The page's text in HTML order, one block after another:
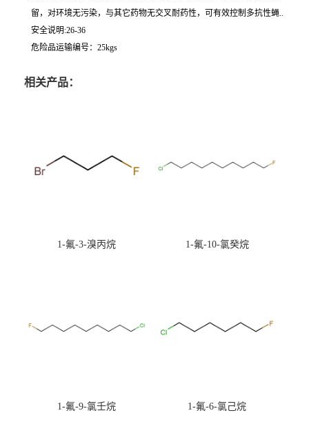
留，对环境无污染，与其它药物无交叉耐药性，可有效控制多抗性蝇..
安全说明:26-36
危险品运输编号：25kgs
相关产品：
1-氟-3-溴丙烷 1-氟-10-氯癸烷
1-氟-9-氯壬烷 1-氟-6-氯己烷